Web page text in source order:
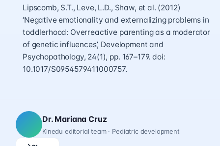
Lipscomb, S.T., Leve, L.D., Shaw, et al. (2012)
‘Negative emotionality and externalizing problems in
toddlerhood: Overreactive parenting as a moderator
of genetic influences’, Development and
Psychopathology, 24(1), pp. 167–179. doi:
10.1017/S0954579411000757.
Dr. Mariana Cruz
Kinedu editorial team · Pediatric development